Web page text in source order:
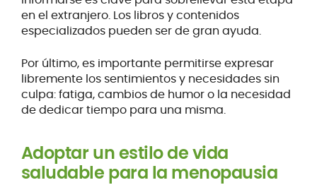
en el extranjero. Los libros y contenidos
especializados pueden ser de gran ayuda.
Por último, es importante permitirse expresar
libremente los sentimientos y necesidades sin
culpa: fatiga, cambios de humor o la necesidad
de dedicar tiempo para una misma.
Adoptar un estilo de vida
saludable para la menopausia